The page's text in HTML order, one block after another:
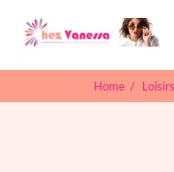
Home / Loisirs